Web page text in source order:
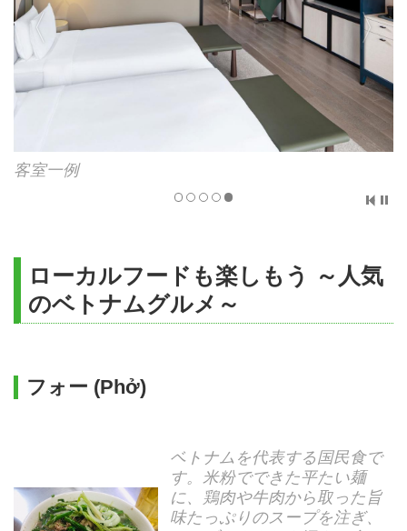
客室一例
ローカルフードも楽しもう ～人気
のベトナムグルメ～
フォー (Phở)
ベトナムを代表する国民食で
す。米粉でできた平たい麺
に、鶏肉や牛肉から取った旨
味たっぷりのスープを注ぎ、